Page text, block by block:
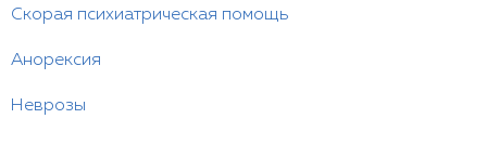
Скорая психиатрическая помощь
Анорексия
Неврозы